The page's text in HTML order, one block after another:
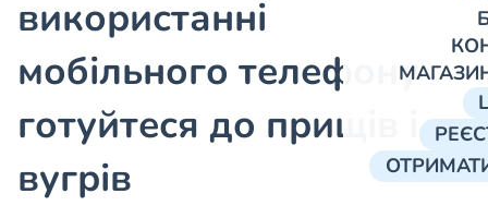
використанні
мобільного телефону
готуйтеся до прищів і
вугрів